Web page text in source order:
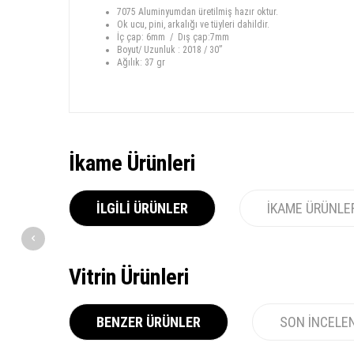
7075 Aluminyumdan üretilmiş hazır oktur.
Ok ucu, pini, arkalığı ve tüyleri dahildir.
İç çap: 6mm / Dış çap:7mm
Boyut/ Uzunluk : 2018 / 30”
Ağılık: 37 gr
İkame Ürünleri
İLGILI ÜRÜNLER İKAME
Vitrin Ürünleri
BENZER ÜRÜNLER SON